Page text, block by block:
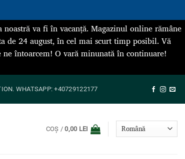
va fi în vacanță. Magazinul online rămâne
de 24 august, în cel mai scurt timp posibil. Vă
întoarcem! O vară minunată în continuare!
WHATSAPP: +40729122177
COȘ /0,00 LEI